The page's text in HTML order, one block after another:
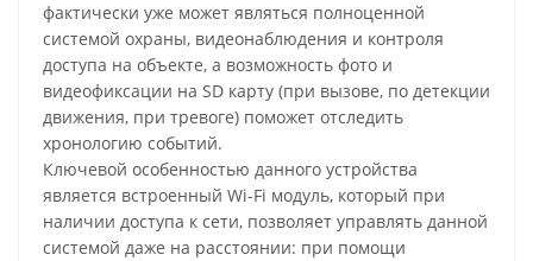
фактически уже может являться полноценной
системой охраны, видеонаблюдения и контроля
доступа на объекте, а возможность фото и
видеофиксации на SD карту (при вызове, по детекции
движения, при тревоге) поможет отследить
хронологию событий.
Ключевой особенностью данного устройства
является встроенный Wi-Fi модуль, который при
наличии доступа к сети, позволяет управлять данной
системой даже на расстоянии: при помощи